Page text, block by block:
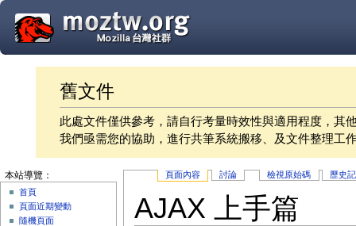
舊文件
此處文件僅供參考，請自行考量時效性與適用程度，其
我們亟需您的協助，進行共筆系統搬移、及文件整理工
頁面內容 討論 檢視原始碼 歷史
AJAX 上手篇
本站導覽：
首頁
頁面近期變動
隨機頁面